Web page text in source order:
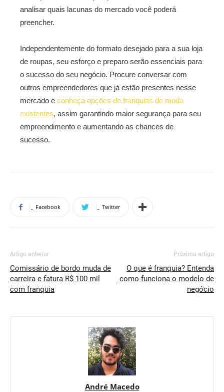
analisar quais lacunas do mercado você poderá
preencher.
Independentemente do formato desejado para a sua loja
de roupas, seu esforço e preparo serão essenciais para
o sucesso do seu negócio. Procure conversar com
outros empreendedores que já estão presentes nesse
mercado e conheça opções de franquias de moda
existentes, assim garantindo maior segurança para seu
empreendimento e aumentando as chances de
sucesso.
Facebook Twitter
Artigo anterior
Comissário de bordo muda de
carreira e fatura R$ 100 mil
com franquia
Próximo artigo
O que é franquia? Entenda
como funciona o modelo de
negócio
André Macedo